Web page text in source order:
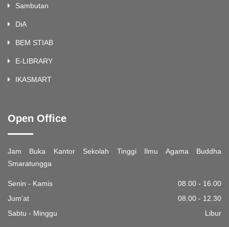
Sambutan
DiA
BEM STIAB
E-LIBRARY
IKASMART
Open Office
Jam Buka Kantor Sekolah Tinggi Ilmu Agama Buddha
Smaratungga
Senin - Kamis
08.00 - 16.00
Jum'at
08.00 - 12.30
Sabtu - Minggu
Libur